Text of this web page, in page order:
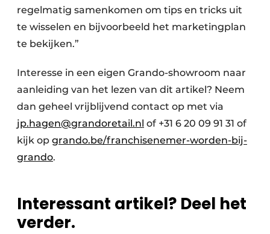
regelmatig samenkomen om tips en tricks uit
te wisselen en bijvoorbeeld het marketingplan
te bekijken.”
Interesse in een eigen Grando-showroom naar
aanleiding van het lezen van dit artikel? Neem
dan geheel vrijblijvend contact op met via
jp.hagen@grandoretail.nl of +31 6 20 09 91 31 of
kijk op grando.be/franchisenemer-worden-bij-
grando.
Interessant artikel? Deel het
verder.